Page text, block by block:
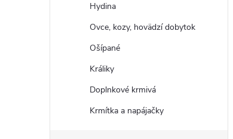
Hydina
Ovce, kozy, hovädzí dobytok
Ošípané
Králiky
Doplnkové krmivá
Krmítka a napájačky